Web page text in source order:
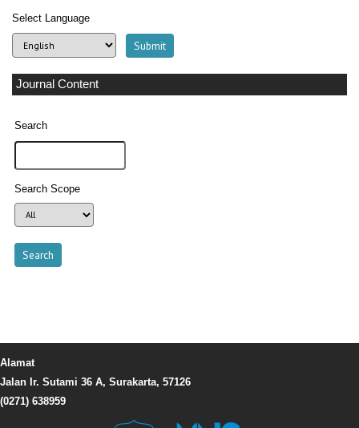
Select Language
Journal Content
Search
Search Scope
Alamat
Jalan Ir. Sutami 36 A, Surakarta, 57126
(0271) 638959